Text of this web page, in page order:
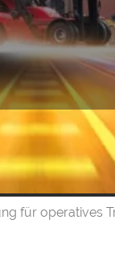
für operatives